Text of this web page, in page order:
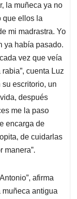
la muñeca ya no
que ellos la
mi madrastra. Yo
ya había pasado.
vez que veía
cuenta Luz
escritorio, un
después
me la paso
encarga de
de cuidarlas
manera”.
afirma
muñeca antigua